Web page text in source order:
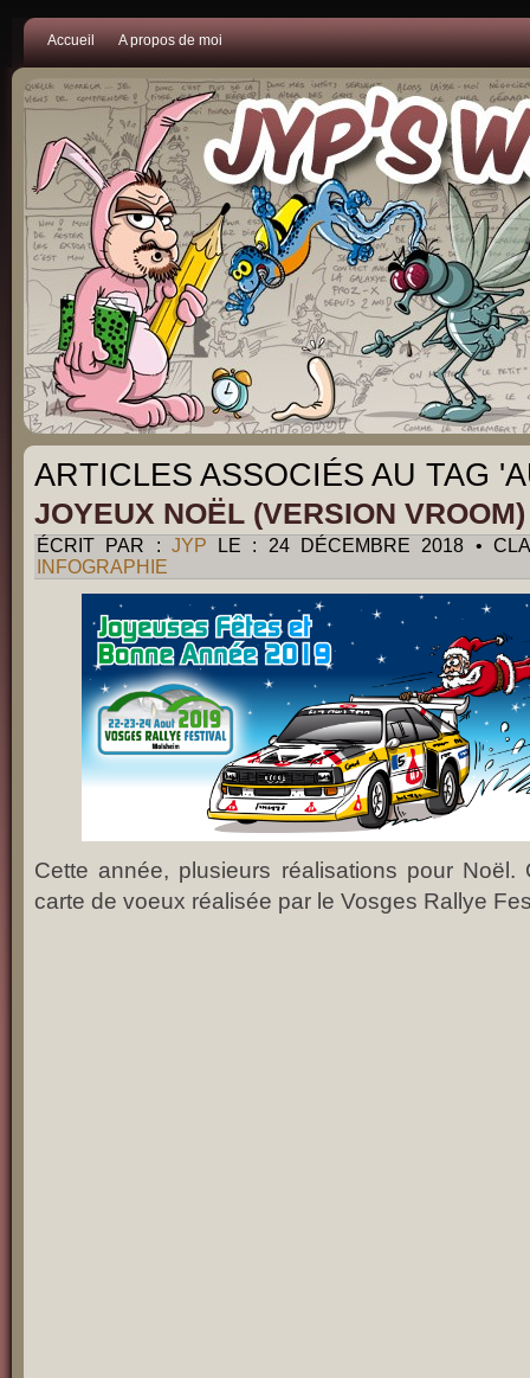
Accueil A propos de moi
ARTICLES ASSOCIÉS AU TAG
JOYEUX NOËL (VERSION VROOM)
ÉCRIT PAR : JYP LE : 24 DÉCEMBRE 2018 •
INFOGRAPHIE
Cette année, plusieurs réalisations pour
carte de voeux réalisée par le Vosges Rallye